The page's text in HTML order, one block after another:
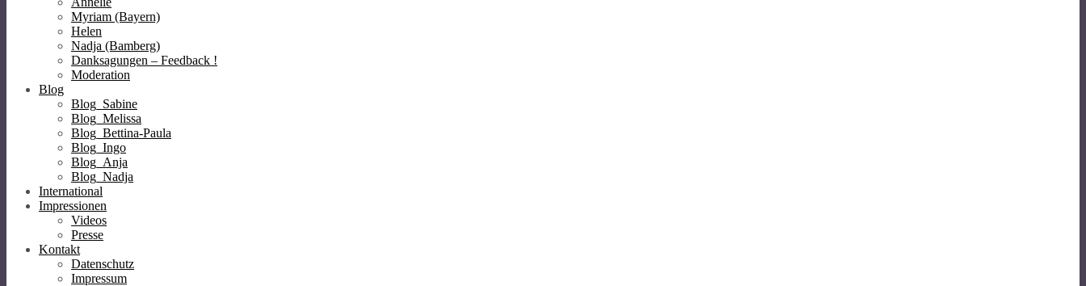
Myriam (Bayern)
Helen
Nadja (Bamberg)
Danksagungen – Feedback !
Moderation
Blog
Blog_Sabine
Blog_Melissa
Blog_Bettina-Paula
Blog_Ingo
Blog_Anja
Blog_Nadja
International
Impressionen
Videos
Presse
Kontakt
Datenschutz
Impressum